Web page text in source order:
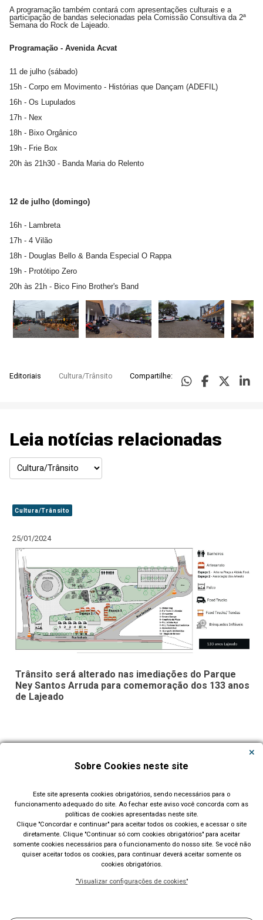
A programação também contará com apresentações culturais e a
participação de bandas selecionadas pela Comissão Consultiva da 2ª
Semana do Rock de Lajeado.
Programação - Avenida Acvat
11 de julho (sábado)
15h - Corpo em Movimento - Histórias que Dançam (ADEFIL)
16h - Os Lupulados
17h - Nex
18h - Bixo Orgânico
19h - Frie Box
20h às 21h30 - Banda Maria do Relento
12 de julho (domingo)
16h - Lambreta
17h - 4 Vilão
18h - Douglas Bello & Banda Especial O Rappa
19h - Protótipo Zero
20h às 21h - Bico Fino Brother's Band
Editoriais Cultura/Trânsito Compartilhe:
Leia notícias relacionadas
Cultura/Trânsito
25/01/2024
Trânsito será alterado nas imediações do Parque
Ney Santos Arruda para comemoração dos 133 anos
de Lajeado
Todas as Notícias
Sobre Cookies neste site
Este site apresenta cookies obrigatórios, sendo necessários para o
funcionamento adequado do site. Ao fechar este aviso você concorda com as
políticas de cookies apresentadas neste site.
Clique "Concordar e continuar" para aceitar todos os cookies, e acessar o site
diretamente. Clique "Continuar só com cookies obrigatórios" para aceitar
somente cookies necessários para o funcionamento do nosso site. Se você não
quiser aceitar todos os cookies, para continuar deverá aceitar somente os
cookies obrigatórios.
"Visualizar configurações de cookies"
Prefeitura Municipal de Lajeado (RS)
Rua Cel. Júlio May, 242 - Telefone (51) 3982 1000